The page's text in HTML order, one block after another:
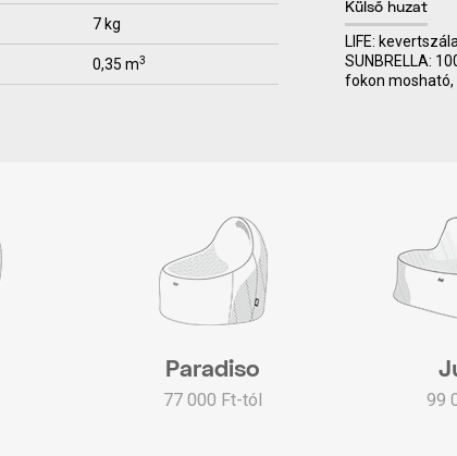
7 kg
0,35 m3
Külső huzat
LIFE:
SUNBRELLA:
fokon
Paradiso
77 000 Ft-tól 99